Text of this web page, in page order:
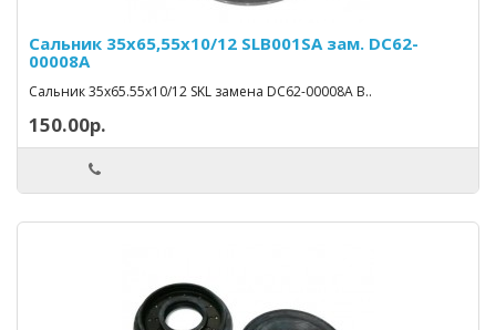
Сальник 35х65,55х10/12 SLB001SA зам. DC62-
00008A
Сальник 35x65.55x10/12 SKL замена DC62-00008A В..
150.00р.